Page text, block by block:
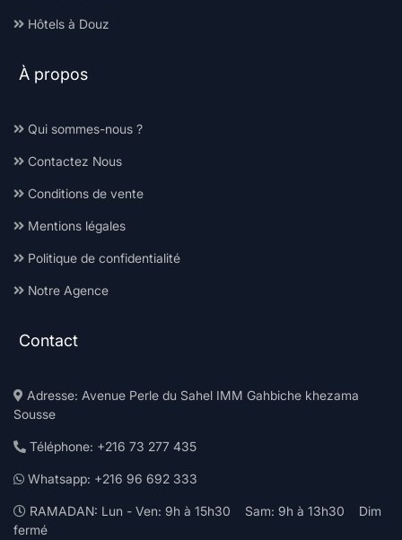
Hôtels à Douz
À propos
Qui sommes-nous ?
Contactez Nous
Conditions de vente
Mentions légales
Politique de confidentialité
Notre Agence
Contact
Adresse: Avenue Perle du Sahel IMM Gahbiche khezama
Sousse
Téléphone: +216 73 277 435
Whatsapp: +216 96 692 333
RAMADAN: Lun - Ven: 9h à 15h30 Sam: 9h à 13h30 Dim
fermé